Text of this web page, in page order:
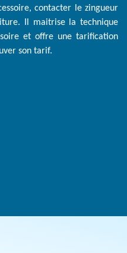
contacter le zingueur
Il maitrise la technique
et offre une tarification
son tarif.